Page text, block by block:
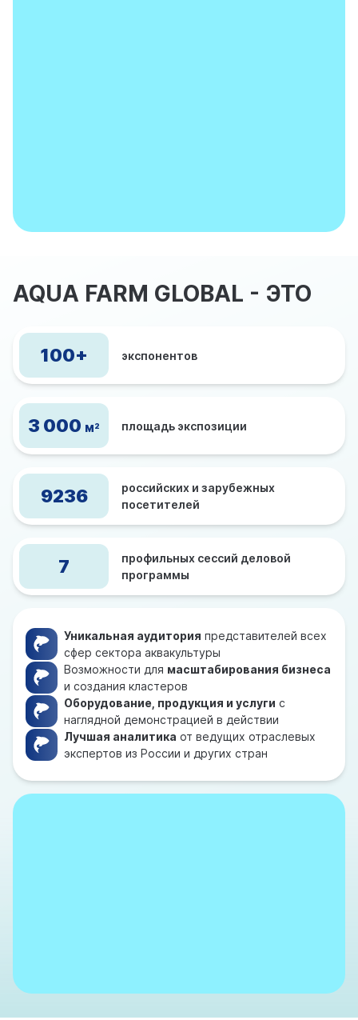
AQUA FARM GLOBAL - ЭТО
100+ экспонентов
3 000 М2 площадь экспозиции
9236
российских и зарубежных
посетителей
7
профильных сессий деловой
программы
Уникальная аудитория представителей всех
сфер сектора аквакультуры
Возможности для масштабирования бизнеса
и создания кластеров
Оборудование, продукция и услуги с
наглядной демонстрацией в действии
Лучшая аналитика от ведущих отраслевых
экспертов из России и других стран